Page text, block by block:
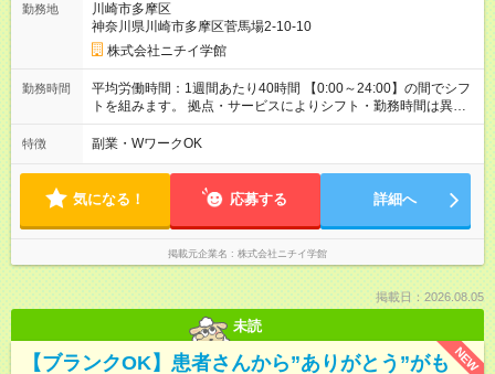
勤務地
川崎市多摩区
神奈川県川崎市多摩区菅馬場2-10-10
株式会社ニチイ学館
勤務時間
平均労働時間：1週間あたり40時間 【0:00～24:00】の間でシフ
トを組みます。 拠点・サービスによりシフト・勤務時間は異な
ります。 ＜シフト例＞ 早番：7:30～16:30 日勤：9:00～18:00
遅番：10:30～19:30 夜勤：16:30～翌9:30 ※上記は一例です。
たり40時間 【0:00～24:00】の間でシフトを組みます。 拠点・
サービスによりシフト・勤務時間は異なります。 ＜シフト例＞
早番：7:30～16:30 日勤：9:00～18:00 遅番：10:30～19:30 夜
勤：16:30～翌9:30 ※上記は一例です。 ※勤務日数や時間帯はご
相談ください。
特徴 副業・WワークOK
気になる！ 応募する 詳細へ
掲載元企業名 株式会社ニチイ学館
掲載日：2026.08.05
未読
NEW
【ブランクOK】患者さんから”ありがとう”がも